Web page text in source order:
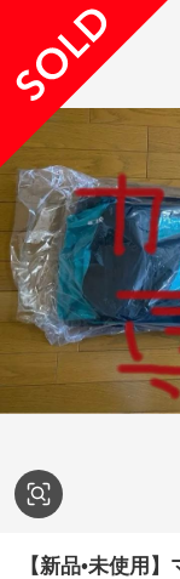
【新品•未使用